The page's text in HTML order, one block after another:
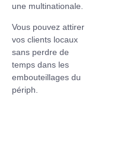
une multinationale.
Vous pouvez attirer
vos clients locaux
sans perdre de
temps dans les
embouteillages du
périph.